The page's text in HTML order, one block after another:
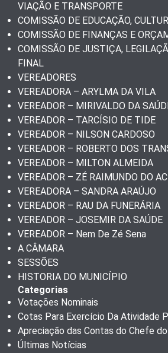
VIAÇÃO E TRANSPORTE
COMISSÃO DE EDUCAÇÃO,
COMISSÃO DE FINANÇAS E
COMISSÃO DE JUSTIÇA,
FINAL
VEREADORES
VEREADORA – ARYLMA DA VILA
VEREADOR – MIRIVALDO DA
VEREADOR – TARCÍSIO DE TIDE
VEREADOR – NILSON CARDOSO
VEREADOR – ROBERTO DOS
VEREADOR – MILTON ALMEIDA
VEREADOR – ZÉ RAIMUNDO DO AC
VEREADORA – SANDRA ARAÚJO
VEREADOR – RAU DA FUNERÁRIA
VEREADOR – JOSEMIR DA SAÚDE
VEREADOR – Nem De Zé Sena
A CÂMARA
SESSÕES
HISTORIA DO MUNICÍPIO
Categorias
Votações Nominais
Cotas Para Exercício Da Atividade
Apreciação das Contas do Chefe
Últimas Notícias